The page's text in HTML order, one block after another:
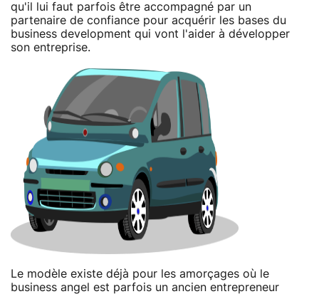
qu'il lui faut parfois être accompagné par un
partenaire de confiance pour acquérir les bases du
business development qui vont l'aider à développer
son entreprise.
Le modèle existe déjà pour les amorçages où le
business angel est parfois un ancien entrepreneur